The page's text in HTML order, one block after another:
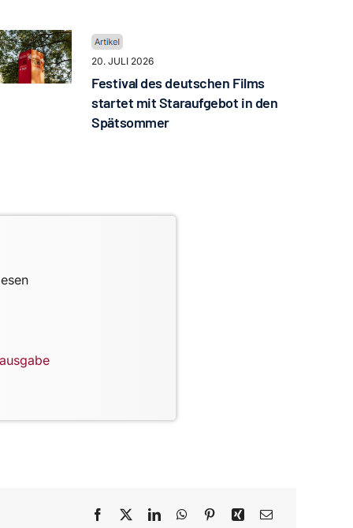
20. JULI 2026
Festival des deutschen Films
startet mit Staraufgebot in den
Spätsommer